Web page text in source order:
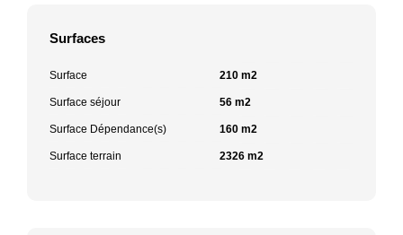
Surfaces
Surface 210 m2
Surface séjour 56 m2
Surface Dépendance(s) 160 m2
Surface terrain 2326 m2